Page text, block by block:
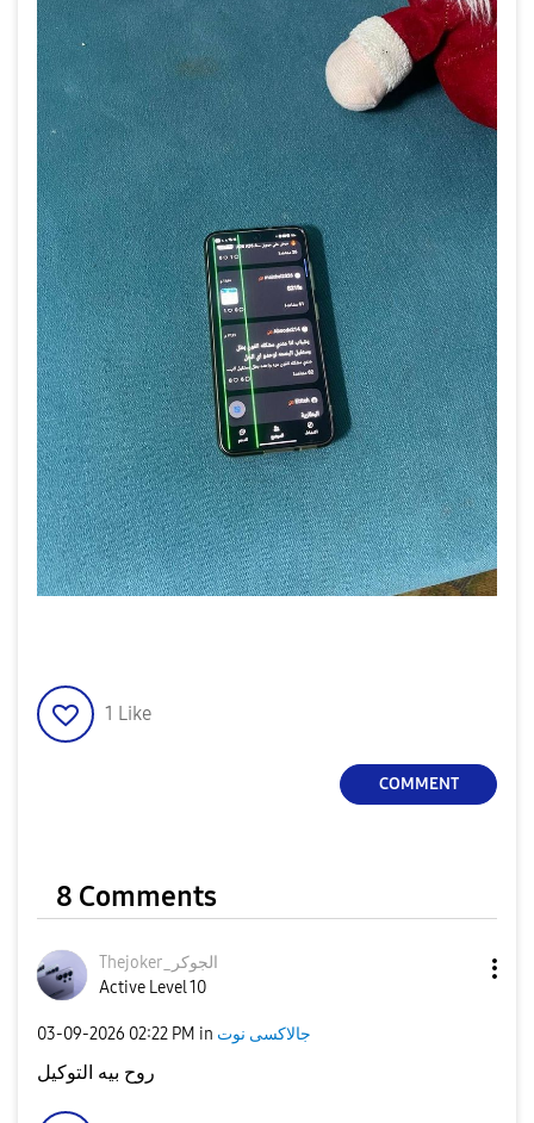
1 Like
COMMENT
8 Comments
Thejoker_الجوكر
Active Level 10
‎03-09-2026 02:22 PM in جالاكسى نوت
روح بيه التوكيل